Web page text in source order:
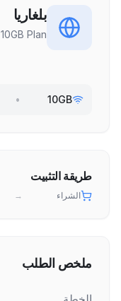
بلغاريا
10GB Plan
10GB
•
طريقة التثبيت
الشراء →
ملخص الطلب